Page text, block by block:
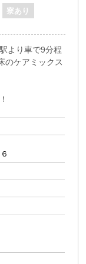
寮あり
より車で9分程
のケアミックス